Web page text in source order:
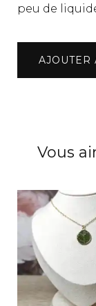
peu de
quantité
Boucles
lierre
AJOUTER
Vous